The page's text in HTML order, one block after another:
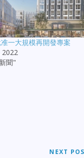
准一大規模再開發專案
2022
聞"
NEXT